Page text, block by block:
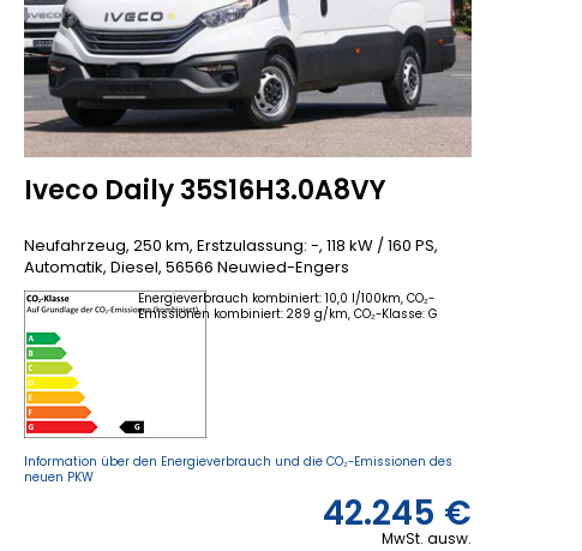
Iveco Daily 35S16H3.0A8VY
Neufahrzeug, 250 km, Erstzulassung: -, 118 kW / 160 PS,
Automatik, Diesel, 56566 Neuwied-Engers
Energieverbrauch kombiniert: 10,0 l/100km, CO₂-
Emissionen kombiniert: 289 g/km, CO₂-Klasse: G
Information über den Energieverbrauch und die CO₂-Emissionen des
neuen PKW
42.245 €
MwSt. ausw.